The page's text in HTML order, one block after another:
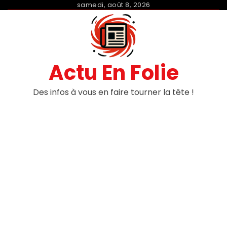
samedi, août 8, 2026
Actu En Folie
Des infos à vous en faire tourner la tête !